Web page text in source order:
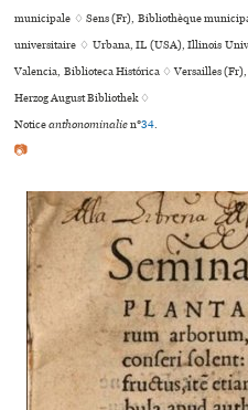
muni­ci­pale ♢ Sens (Fr), Bibliothèque
uni­ver­si­taire ♢ Urbana, IL (USA), Illinois
Valencia, Biblioteca Histórica ♢ Versailles
Herzog August Bibliothek ♢
Noticeanthonominalien°34.
📷